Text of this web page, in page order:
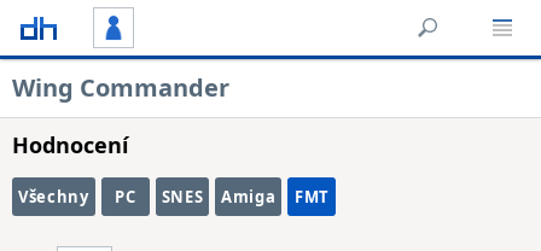
Wing Commander
Hodnocení
Všechny PC SNES Amiga FMT